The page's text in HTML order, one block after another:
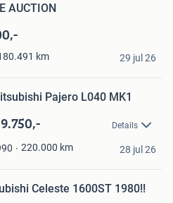
AUCTION
km 29 jul 26
Pajero L040 MK1
Details
220.000 km 28 jul 26
Celeste 1600ST 1980!!